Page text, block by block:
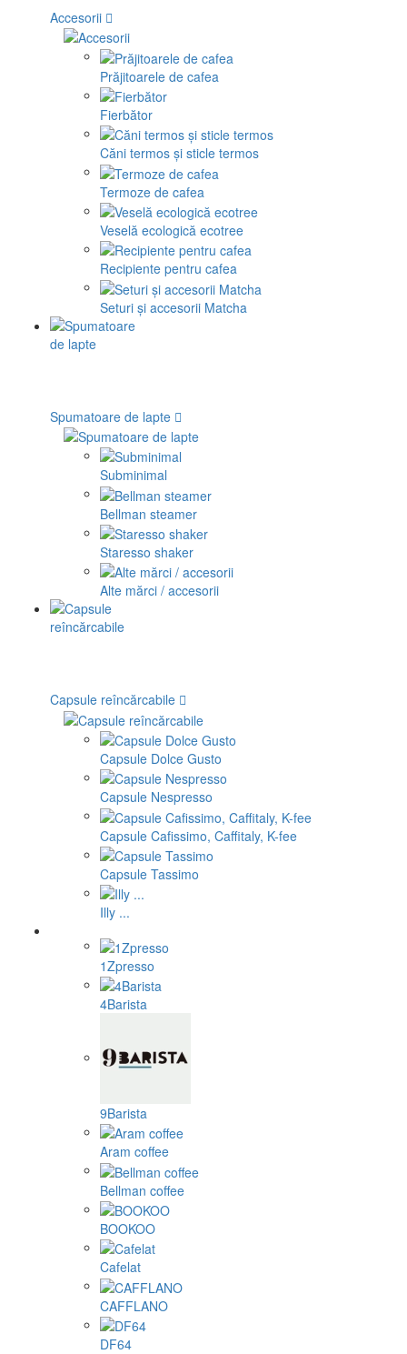
Accesorii
Prăjitoarele de cafea
Fierbător
Căni termos și sticle termos
Termoze de cafea
Veselă ecologică ecotree
Recipiente pentru cafea
Seturi și accesorii Matcha
Spumatoare de lapte
Subminimal
Bellman steamer
Staresso shaker
Alte mărci / accesorii
Capsule reîncărcabile
Capsule Dolce Gusto
Capsule Nespresso
Capsule Cafissimo, Caffitaly, K-fee
Capsule Tassimo
Illy ...
1Zpresso
4Barista
9Barista
Aram coffee
Bellman coffee
BOOKOO
Cafelat
CAFFLANO
DF64